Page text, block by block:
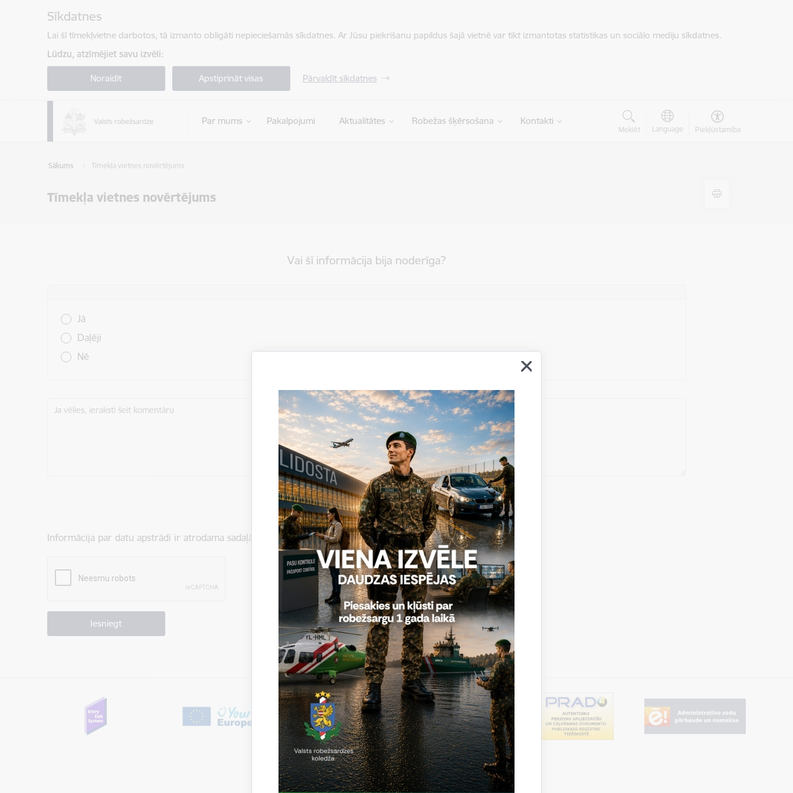
Sīkdatnes
Lai šī tīmekļvietne darbotos, tā izmanto obligāti nepieciešamās sīkdatnes. Ar Jūsu piekrišanu papildus šajā vietnē var tikt izmantotas statistikas un sociālo mediju sīkdatnes.
Lūdzu, atzīmējiet savu izvēli:
Noraidīt Apstiprināt visas Pārvaldīt sīkdatnes
Par mums Pakalpojumi Aktualitātes Robežas šķērsošana Kontakti
Meklēt Language Piekļūstamība
Sākums Tīmekļa vietnes novērtējums
Tīmekļa vietnes novērtējums
Vai šī informācija bija noderīga?
Jā
Daļēji
Nē
Ja vēlies, ieraksti šeit komentāru
Vēlos atstāt savu e-pastu saziņai
Informācija par datu apstrādi ir atrodama sadaļā: Privātuma politika
Vai šī informācija bija noderīga?